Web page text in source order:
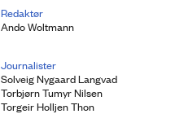
Redaktør
Ando Woltmann
Journalister
Solveig Nygaard Langvad
Torbjørn Tumyr Nilsen
Torgeir Holljen Thon